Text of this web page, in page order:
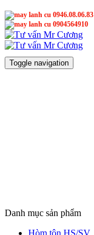
0946.08.06.83
0904564910
Mr Cương
Mr Cương
Toggle navigation
Danh mục sản phẩm
Hòm tôn HS/SV